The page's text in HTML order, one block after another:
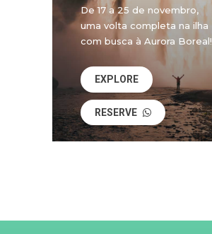
De 17 a 25 de novembro,
uma volta completa na ilha
com busca à Aurora Boreal!
EXPLORE
RESERVE